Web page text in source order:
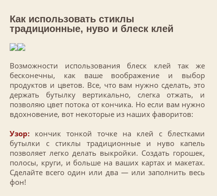
Как использовать стиклы
традиционные, нуво и блеск клей
Возможности использования блеск клей так же
бесконечны, как ваше воображение и выбор
продуктов и цветов. Все, что вам нужно сделать, это
держать бутылку вертикально, слегка отжать, и
позволяю цвет потока от кончика. Но если вам нужно
вдохновение, вот некоторые из наших фаворитов:
Узор: кончик тонкой точке на клей с блестками
бутылки с стиклы традиционные и нуво капель
позволяет легко делать выкройки. Создать горошек,
полосы, круги, и больше на ваших картах и макетах.
Сделайте всего один или два — или заполнить весь
фон!